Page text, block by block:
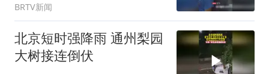
BRTV新闻
北京短时强降雨 通州梨园
大树接连倒伏